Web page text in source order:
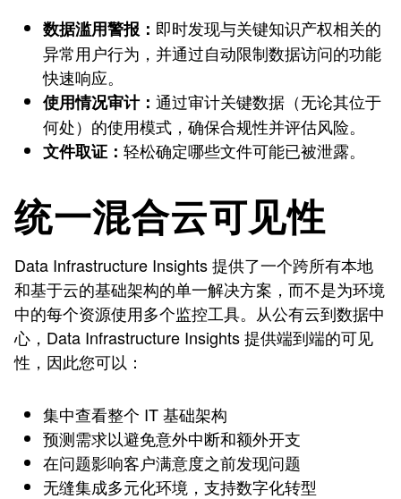
数据滥用警报： 即时发现与关键知识产权相关的
异常用户行为，并通过自动限制数据访问的功能
快速响应。
使用情况审计： 通过审计关键数据（无论其位于
何处）的使用模式，确保合规性并评估风险。
文件取证： 轻松确定哪些文件可能已被泄露。
统一混合云可见性
Data Infrastructure Insights 提供了一个跨所有本地
和基于云的基础架构的单一解决方案，而不是为环境
中的每个资源使用多个监控工具。从公有云到数据中
心，Data Infrastructure Insights 提供端到端的可见
性，因此您可以：
集中查看整个 IT 基础架构
预测需求以避免意外中断和额外开支
在问题影响客户满意度之前发现问题
无缝集成多元化环境，支持数字化转型